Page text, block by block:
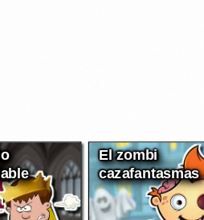
El zombi
cazafantasmas